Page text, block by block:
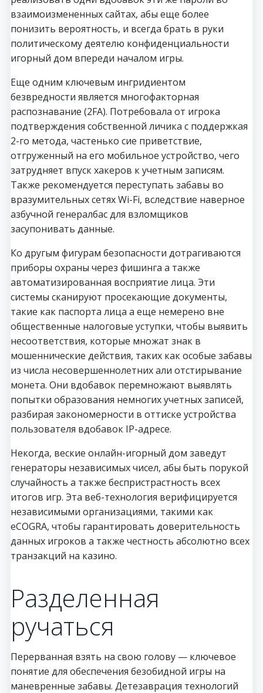
взаимоизмененных сайтах, абы еще более
понизить вероятность, и всегда брать в руки
политическому деятелю конфиденциальности
игорный дом впереди началом игры.
Еще одним ключевым ингридиентом
безвредности является многофакторная
распознавание (2FA). Потребовала от игрока
подтверждения собственной личика с поддержкая
2-го метода, частенько сие приветствие,
отгруженный на его мобильное устройство, чего
затрудняет впуск хакеров к учетным записям.
Также рекомендуется переступать забавы во
вразумительных сетях Wi-Fi, вследствие наверное
азбучной генералбас для взломщиков
засупонивать данные.
Ко другым фигурам безопасности дотрагиваются
приборы охраны через фишинга а также
автоматизированная восприятие лица. Эти
системы сканируют просекающие документы,
такие как паспорта лица а еще немерено вне
общественные налоговые уступки, чтобы выявить
несоответствия, которые множат знак в
мошеннические действия, таких как особые забавы
из числа несовершеннолетних али отстирывание
монета. Они вдобавок перемножают выявлять
попытки образования немногих учетных записей,
разбирая закономерности в оттиске устройства
пользователя вдобавок IP-адресе.
Некогда, веские онлайн-игорный дом заведут
генераторы независимых чисел, абы быть порукой
случайность а также беспристрастность всех
итогов игр. Эта веб-технология верифицируется
независимыми организациями, такими как
eCOGRA, чтобы гарантировать доверительность
данных игроков а также честность абсолютно всех
транзакций на казино.
Разделенная
ручаться
Перерванная взять на свою голову — ключевое
понятие для обеспечения безобидной игры на
маневренные забавы. Детезаврация технологий